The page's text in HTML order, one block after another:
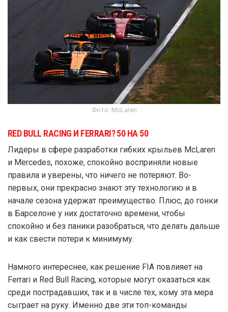
Фото: McLaren
RED BULL RACING И FERRARI? 50 НА 50
Лидеры в сфере разработки гибких крыльев McLaren
и Mercedes, похоже, спокойно восприняли новые
правила и уверены, что ничего не потеряют. Во-
первых, они прекрасно знают эту технологию и в
начале сезона удержат преимущество. Плюс, до гонки
в Барселоне у них достаточно времени, чтобы
спокойно и без паники разобраться, что делать дальше
и как свести потери к минимуму.
Намного интереснее, как решение FIA повлияет на
Ferrari и Red Bull Racing, которые могут оказаться как
среди пострадавших, так и в числе тех, кому эта мера
сыграет на руку. Именно две эти топ-команды